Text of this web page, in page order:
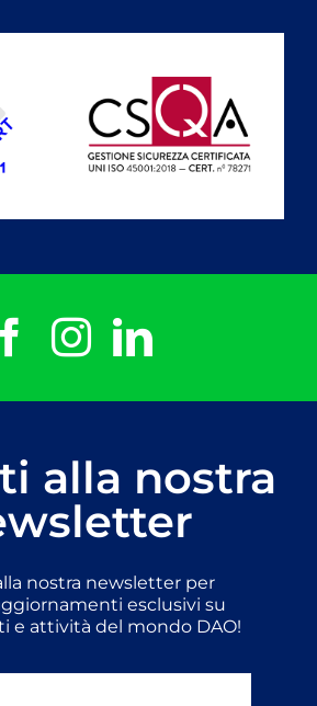
alla nostra
nostra newsletter per
esclusivi su
e attività del mondo DAO!